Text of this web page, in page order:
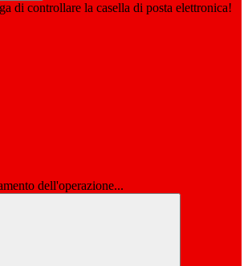
di controllare la casella di posta elettronica!
dell'operazione...